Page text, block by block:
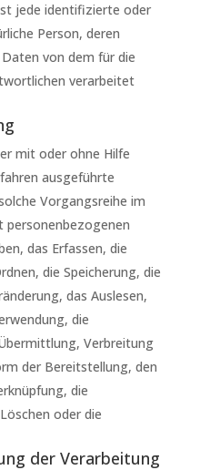
jede identifizierte oder
Person, deren
von dem für die
verarbeitet
mit oder ohne Hilfe
ausgeführte
Vorgangsreihe im
personenbezogenen
das Erfassen, die
die Speicherung, die
das Auslesen,
die
Verbreitung
der Bereitstellung, den
die
oder die
der Verarbeitung